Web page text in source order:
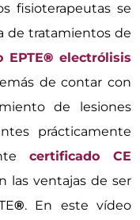
fisioterapeutas se
de tratamientos de
EPTE® electrólisis
de contar con
de lesiones
prácticamente
certificado CE
las ventajas de ser
®. En este vídeo